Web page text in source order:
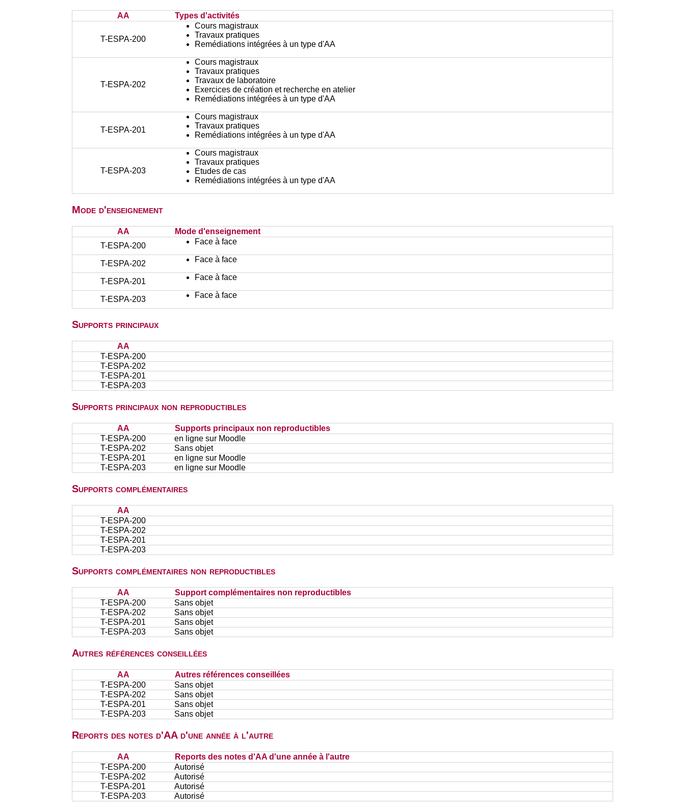
AA Types d'activités
T-ESPA-200
Cours magistraux
Travaux pratiques
Remédiations intégrées à un type d'AA
T-ESPA-202
Cours magistraux
Travaux pratiques
Travaux de laboratoire
Exercices de création et recherche en atelier
Remédiations intégrées à un type d'AA
T-ESPA-201
Cours magistraux
Travaux pratiques
Remédiations intégrées à un type d'AA
T-ESPA-203
Cours magistraux
Travaux pratiques
Etudes de cas
Remédiations intégrées à un type d'AA
Mode d'enseignement
AA
Mode d'enseignement
T-ESPA-200
Face à face
T-ESPA-202 Face à face
T-ESPA-201 Face à face
T-ESPA-203 Face à face
Supports principaux
AA
T-ESPA-200
T-ESPA-202
T-ESPA-201
T-ESPA-203
Supports principaux non reproductibles
AA
Supports principaux non reproductibles
T-ESPA-200
en ligne sur Moodle
T-ESPA-202
Sans objet
T-ESPA-201
en ligne sur Moodle
T-ESPA-203
en ligne sur Moodle
Supports complémentaires
AA
T-ESPA-200
T-ESPA-202
T-ESPA-201
T-ESPA-203
Supports complémentaires non reproductibles
AA
Support complémentaires non reproductibles
T-ESPA-200
Sans objet
T-ESPA-202
Sans objet
T-ESPA-201
Sans objet
T-ESPA-203
Sans objet
Autres références conseillées
AA
Autres références conseillées
T-ESPA-200
Sans objet
T-ESPA-202
Sans objet
T-ESPA-201
Sans objet
T-ESPA-203
Sans objet
Reports des notes d'AA d'une année à l'autre
AA
Reports des notes d'AA d'une année à l'autre
T-ESPA-200
Autorisé
T-ESPA-202
Autorisé
T-ESPA-201
Autorisé
T-ESPA-203
Autorisé